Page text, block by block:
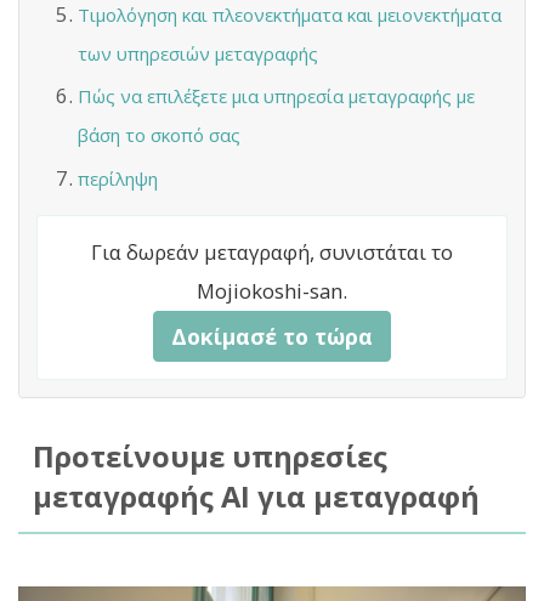
Τιμολόγηση και πλεονεκτήματα και μειονεκτήματα
των υπηρεσιών μεταγραφής
Πώς να επιλέξετε μια υπηρεσία μεταγραφής με
βάση το σκοπό σας
περίληψη
Για δωρεάν μεταγραφή, συνιστάται το
Mojiokoshi-san.
Δοκίμασέ το τώρα
Προτείνουμε υπηρεσίες
μεταγραφής AI για μεταγραφή